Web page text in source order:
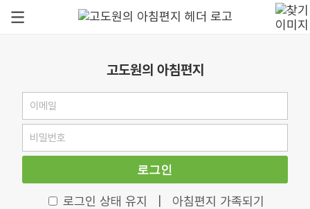
고도원의 아침편지
로그인
로그인 상태 유지 아침편지 가족되기